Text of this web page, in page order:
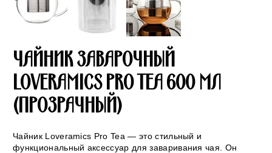
ЧАЙНИК ЗАВАРОЧНЫЙ
LOVERAMICS PRO TEA 600 МЛ
(ПРОЗРАЧНЫЙ)
Чайник Loveramics Pro Tea — это стильный и
функциональный аксессуар для заваривания чая. Он